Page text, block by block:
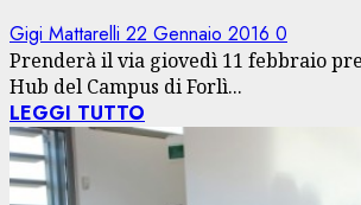
Gigi Mattarelli 22 Gennaio 2016 0
Prenderà il via giovedì 11 febbraio
Hub del Campus di Forlì...
LEGGI TUTTO